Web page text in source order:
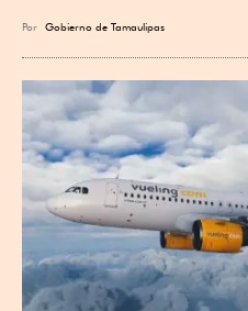
Por Gobierno de Tamaulipas